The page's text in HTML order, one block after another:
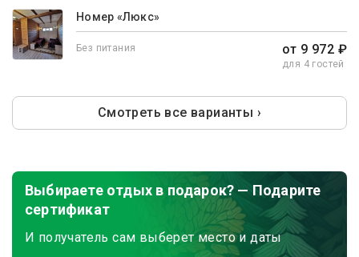
Номер «Люкс»
Без питания от 9 972 ₽
для 4 гостей
Смотреть все варианты ›
Выбираете отдых в подарок? — Подарите
сертификат
И получатель сам выберет место и даты